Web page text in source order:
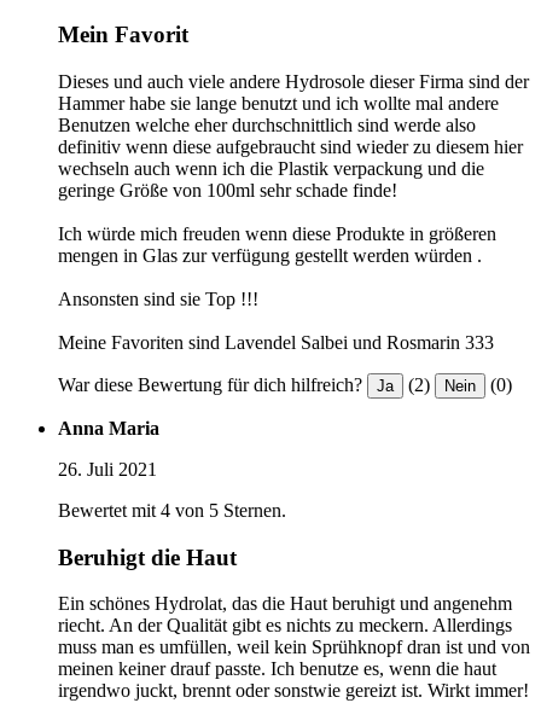
Mein Favorit
Dieses und auch viele andere Hydrosole dieser Firma sind der
Hammer habe sie lange benutzt und ich wollte mal andere
Benutzen welche eher durchschnittlich sind werde also
definitiv wenn diese aufgebraucht sind wieder zu diesem hier
wechseln auch wenn ich die Plastik verpackung und die
geringe Größe von 100ml sehr schade finde!
Ich würde mich freuden wenn diese Produkte in größeren
mengen in Glas zur verfügung gestellt werden würden .
Ansonsten sind sie Top !!!
Meine Favoriten sind Lavendel Salbei und Rosmarin 333
War diese Bewertung für dich hilfreich? Ja (2) Nein (0)
Anna Maria
26. Juli 2021
Bewertet mit 4 von 5 Sternen.
Beruhigt die Haut
Ein schönes Hydrolat, das die Haut beruhigt und angenehm
riecht. An der Qualität gibt es nichts zu meckern. Allerdings
muss man es umfüllen, weil kein Sprühknopf dran ist und von
meinen keiner drauf passte. Ich benutze es, wenn die haut
irgendwo juckt, brennt oder sonstwie gereizt ist. Wirkt immer!